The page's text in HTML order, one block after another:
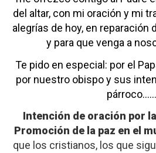
del altar, con mi oración y mi
alegrías de hoy, en reparación
y para que venga a
Te pido en especial: por el
por nuestro obispoy sus
párroco……
Intención de oración por
Promoción de la paz en el
que los cristianos, los que